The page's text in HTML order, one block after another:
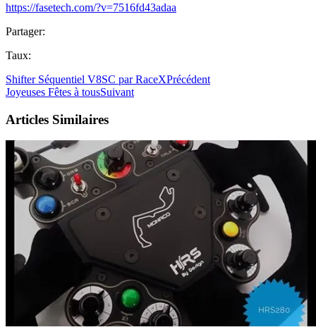
https://fasetech.com/?v=7516fd43adaa
Partager:
Taux:
Shifter Séquentiel V8SC par RaceXPrécédent
Joyeuses Fêtes à tousSuivant
Articles Similaires